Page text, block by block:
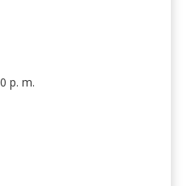
p. m.